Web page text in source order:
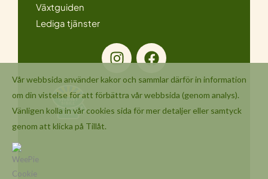
Växtguiden
Lediga tjänster
I
n
s
t
a
F
a
c
e
b
Vår webbsida använder kakor och sammlar därför in information
om din vistelse för att förbättra vår webbsida (genom analys).
Vänligen kolla in vårcookies sida för mer detaljer eller samtyck
genom att klicka på Tillåt.